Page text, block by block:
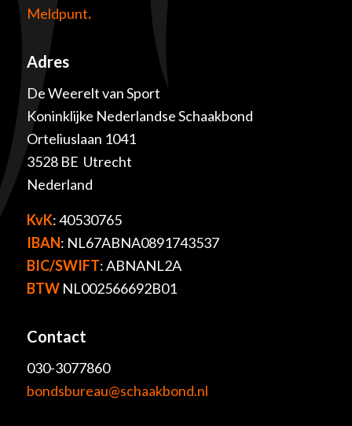
Meldpunt.
Adres
De Weerelt van Sport
Koninklijke Nederlandse Schaakbond
Orteliuslaan 1041
3528 BE Utrecht
Nederland
KvK: 40530765
IBAN: NL67ABNA0891743537
BIC/SWIFT: ABNANL2A
BTWNL002566692B01
Contact
030-3077860
bondsbureau@schaakbond.nl